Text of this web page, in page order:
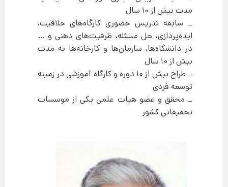
مدت بیش از 10 سال
_ سابقه تدریس حضوری کارگاه‌های خلاقیت،
ایده‌پردازی، حل مسئله، ظرفیت‌های ذهنی و …
در دانشگاه‌ها، سازمان‌ها و کارخانه‌ها به مدت
بیش از 10 سال
_ طراح بیش از 10 دوره و کارگاه آموزشی در زمینه
توسعه فردی
_ محقق و عضو هیات علمی یکی از موسسات
تحقیقاتی کشور